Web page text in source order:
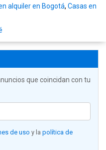
alquiler en Bogotá, Casas en
que coincidan con tu
de uso y la política de